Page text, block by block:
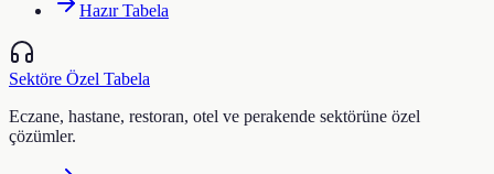
Hazır Tabela
Sektöre Özel Tabela
Eczane, hastane, restoran, otel ve perakende sektörüne özel
çözümler.